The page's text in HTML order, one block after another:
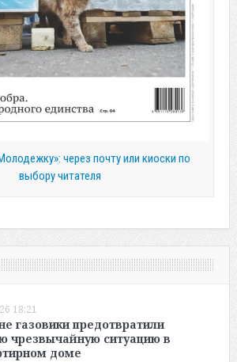
через почту или киоски по
выбору читателя
18:21
газовики предотвратили
чрезвычайную ситуацию в
доме